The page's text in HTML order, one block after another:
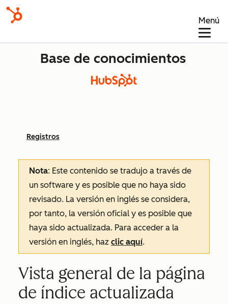
Menú
Base de conocimientos
Registros
Nota: Este contenido se tradujo a través de
un software y es posible que no haya sido
revisado. La versión en inglés se considera,
por tanto, la versión oficial y es posible que
haya sido actualizada. Para acceder a la
versión en inglés, haz clic aquí.
Vista general de la página
de índice actualizada